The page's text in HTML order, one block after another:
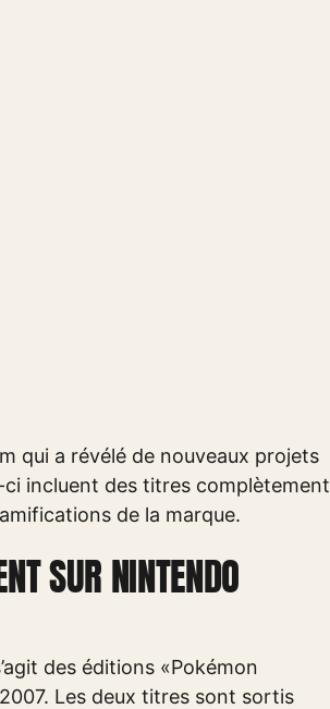
qui a révélé de nouveaux projets
incluent des titres complètement
de la marque.
SUR NINTENDO
des éditions «Pokémon
Les deux titres sont sortis